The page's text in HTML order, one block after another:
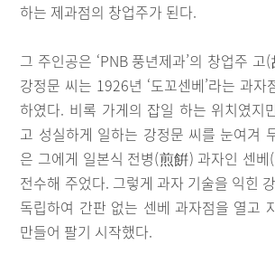
하는 제과점의 창업주가 된다.
그 주인공은 ‘PNB 풍년제과’의 창업주
강정문 씨는 1926년 ‘도꼬센베’라는 과자
하였다. 비록 가게의 잡일 하는 위치였지
고 성실하게 일하는 강정문 씨를 눈여겨
은 그에게 일본식 전병(煎餠) 과자인 센
전수해 주었다. 그렇게 과자 기술을 익힌
독립하여 간판 없는 센베 과자점을 열고
만들어 팔기 시작했다.